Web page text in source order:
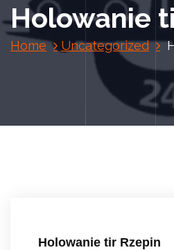
Holowanie
Home Uncategorized
Holowanie tir Rzepin